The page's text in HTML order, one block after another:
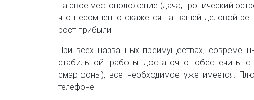
на свое местоположение (дача, тропический
что несомненно скажется на вашей деловой
рост прибыли.
При всех названных преимуществах,
стабильной работы достаточно обеспечить
смартфоны), все необходимое уже имеется.
телефоне.